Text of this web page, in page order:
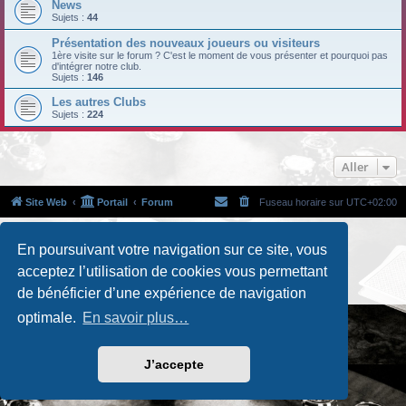
En poursuivant votre navigation sur ce site, vous
acceptez l’utilisation de cookies vous permettant
de bénéficier d’une expérience de navigation
optimale. En savoir plus…
J’accepte
News
Sujets : 44
Présentation des nouveaux joueurs ou visiteurs
1ère visite sur le forum ? C'est le moment de vous présenter et pourquoi pas
d'intégrer notre club.
Sujets : 146
Les autres Clubs
Sujets : 224
Aller
Site Web Portail Forum Fuseau horaire sur UTC+02:00
Traduction française officielle ©Qiaeru
Custom Codeextension pour phpBB
Confidentialité
Conditions